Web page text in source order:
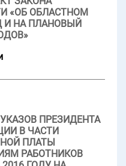
«ОБ ОБЛАСТНОМ
И НА ПЛАНОВЫЙ
ПРЕЗИДЕНТА
В ЧАСТИ
ПЛАТЫ
РАБОТНИКОВ